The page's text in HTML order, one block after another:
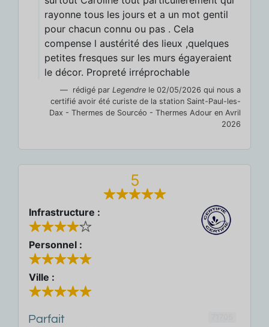
rayonne tous les jours et a un mot gentil
pour chacun connu ou pas . Cela
compense l austérité des lieux ,quelques
petites fresques sur les murs égayeraient
le décor. Propreté irréprochable
rédigé par Legendre le 02/05/2026 qui nous a
certifié avoir été curiste de la station Saint-Paul-les-
Dax - Thermes de Sourcéo - Thermes Adour en Avril
2026
5
Infrastructure :
Personnel :
Ville :
Parfait